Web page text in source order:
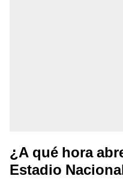
¿A qué hora
Estadio